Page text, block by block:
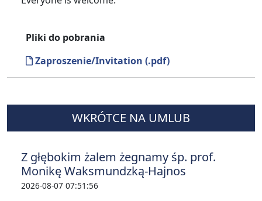
Pliki do pobrania
Zaproszenie/Invitation (.pdf)
WKRÓTCE NA UMLUB
Z głębokim żalem żegnamy śp. prof.
Monikę Waksmundzką-Hajnos
2026-08-07 07:51:56